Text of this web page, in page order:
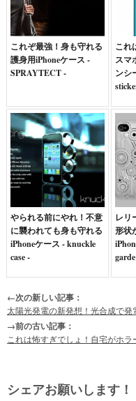
これぞ最強！身も守れる
護身用iPhoneケース -
SPRAYTECT -
これ
スマ
ンシ
やられる前にやれ！不意
に襲われても身も守れる
iPhoneケース - knuckle
case -
レリ
形状
←次の新しい記事：
太陽光発電の新発想！光合成で
→前の古い記事：
これは怖すぎでしょ！自宅がホ
シェアお願いします！